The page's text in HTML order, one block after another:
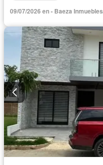
09/07/2026 en - Baeza Inmuebles